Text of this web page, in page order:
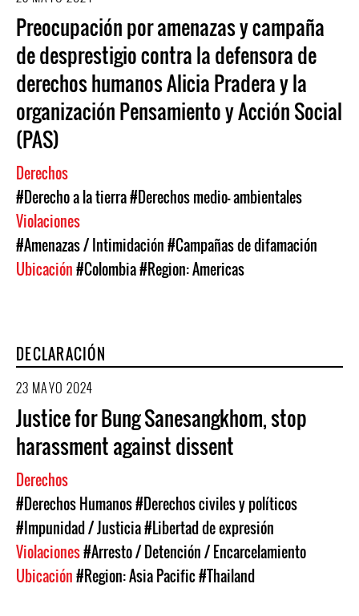
Preocupación por amenazas y campaña
de desprestigio contra la defensora de
derechos humanos Alicia Pradera y la
organización Pensamiento y Acción Social
(PAS)
Derechos
#Derecho a la tierra#Derechos medio- ambientales
Violaciones
#Amenazas / Intimidación#Campañas de difamación
Ubicación#Colombia#Region: Americas
DECLARACIÓN
23 MAYO 2024
Justice for Bung Sanesangkhom, stop
harassment against dissent
Derechos
#Derechos Humanos#Derechos civiles y políticos
#Impunidad / Justicia#Libertad de expresión
Violaciones#Arresto / Detención / Encarcelamiento
Ubicación#Region: Asia Pacific#Thailand